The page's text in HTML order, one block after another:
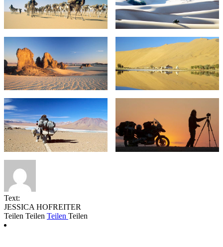
Text:
JESSICA HOFREITER
Teilen Teilen Teilen Teilen